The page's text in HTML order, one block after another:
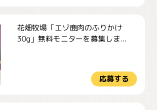
花畑牧場「エゾ鹿肉のふりかけ
30g」無料モニターを募集しま...
応募する